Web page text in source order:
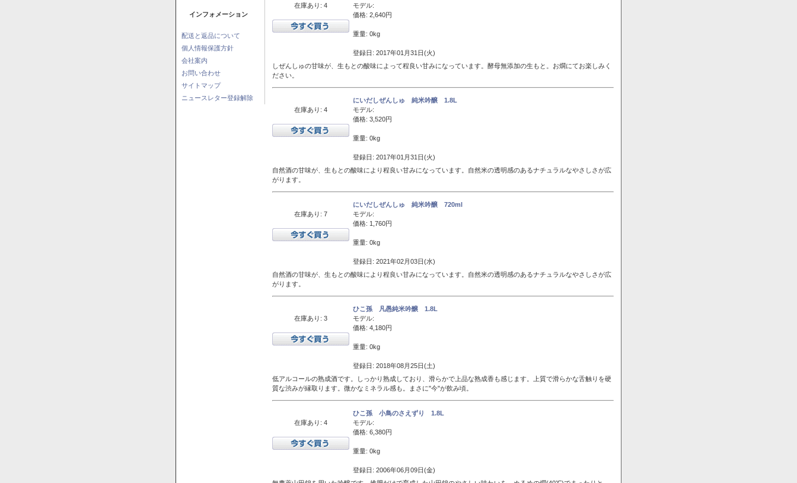
インフォメーション
配送と返品について
個人情報保護方針
会社案内
お問い合わせ
サイトマップ
ニュースレター登録解除
在庫あり: 4
モデル:
価格: 2,640円
重量: 0kg
登録日: 2017年01月31日(火)
しぜんしゅの甘味が、生もとの酸味によって程良い甘みになっています。酵母無添加の生もと。お燗にてお楽しみく
ださい。
在庫あり: 4
にいだしぜんしゅ 純米吟醸 1.8L
モデル:
価格: 3,520円
重量: 0kg
登録日: 2017年01月31日(火)
自然酒の甘味が、生もとの酸味により程良い甘みになっています。自然米の透明感のあるナチュラルなやさしさが広
がります。
在庫あり: 7
にいだしぜんしゅ 純米吟醸 720ml
モデル:
価格: 1,760円
重量: 0kg
登録日: 2021年02月03日(水)
自然酒の甘味が、生もとの酸味により程良い甘みになっています。自然米の透明感のあるナチュラルなやさしさが広
がります。
在庫あり: 3
ひこ孫 凡愚純米吟醸 1.8L
モデル:
価格: 4,180円
重量: 0kg
登録日: 2018年08月25日(土)
低アルコールの熟成酒です。しっかり熟成しており、滑らかで上品な熟成香も感じます。上質で滑らかな舌触りを硬
質な渋みが縁取ります。微かなミネラル感も。まさに"今"が飲み頃。
在庫あり: 4
ひこ孫 小鳥のさえずり 1.8L
モデル:
価格: 6,380円
重量: 0kg
登録日: 2006年06月09日(金)